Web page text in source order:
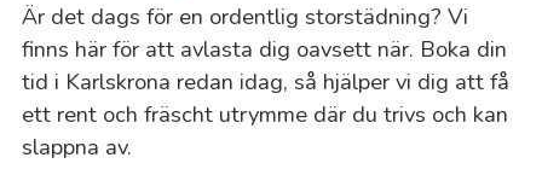
Är det dags för en ordentlig storstädning? Vi
finns här för att avlasta dig oavsett när. Boka din
tid i Karlskrona redan idag, så hjälper vi dig att få
ett rent och fräscht utrymme där du trivs och kan
slappna av.